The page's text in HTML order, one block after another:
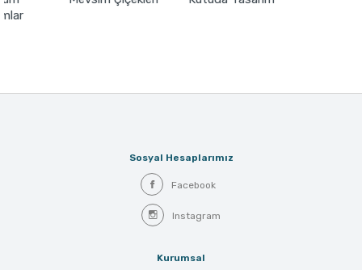
Sosyal Hesaplarımız
Facebook
Instagram
Kurumsal